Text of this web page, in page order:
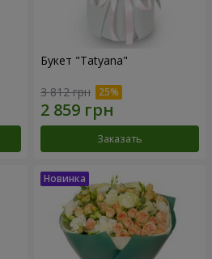
Букет "Tatyana"
3 812 грн
Заказать